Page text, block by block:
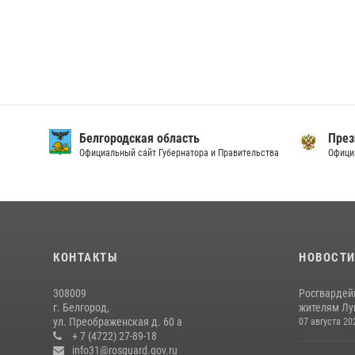
Белгородская область
Официальный сайт Губернатора и Правительства
КОНТАКТЫ
308009
г. Белгород,
ул. Преображенская д. 60 а
+ 7 (4722) 27-89-18
info31@rosguard.gov.ru
НОВОСТИ
жителям
07 августа